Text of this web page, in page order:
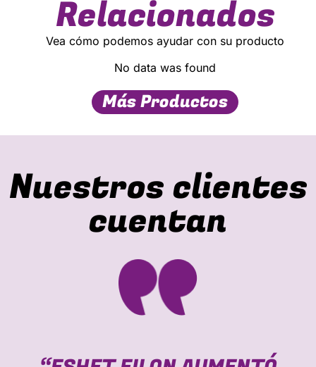
Relacionados
Vea cómo podemos ayudar con su producto
No data was found
Más Productos
Nuestros clientes
cuentan